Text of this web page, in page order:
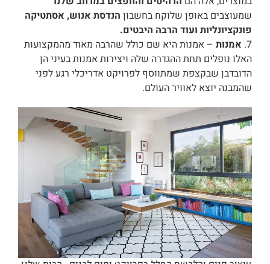
שמעוצבים באופן שלוקח בחשבון הנדסת אנוש, אסתטיקה
פונקציונליות ועוד הרבה היבטים.
7. אמנות – אמנות היא שם כולל שהרבה מאוד מהמקצועות
האלו נופלים תחת ההגדרה שלה ויצירות אמנות בעיני הן
הדובדבן שבקצפת שמתווסף לפרויקט אדריכלי רגע לפני
שהמבנה יוצא לאוויר העולם.